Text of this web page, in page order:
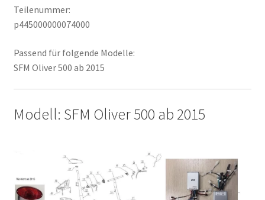
Teilenummer:
p445000000074000
Passend für folgende Modelle:
SFM Oliver 500 ab 2015
Modell: SFM Oliver 500 ab 2015